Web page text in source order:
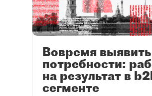
Вовремя выявить
потребности:
на результат в
сегменте